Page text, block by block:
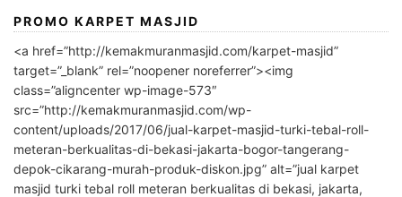
PROMO KARPET MASJID
<a href=”http://kemakmuranmasjid.com/karpet-masjid”
target=”_blank” rel=”noopener noreferrer”><img
class=”aligncenter wp-image-573″
src=”http://kemakmuranmasjid.com/wp-
content/uploads/2017/06/jual-karpet-masjid-turki-tebal-roll-
meteran-berkualitas-di-bekasi-jakarta-bogor-tangerang-
depok-cikarang-murah-produk-diskon.jpg” alt=”jual karpet
masjid turki tebal roll meteran berkualitas di bekasi, jakarta,